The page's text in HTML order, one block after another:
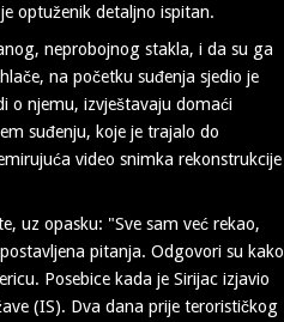
optuženik detaljno ispitan.
neprobojnog stakla, i da su ga
na početku suđenja sjedio je
o njemu, izvještavaju domaći
suđenju, koje je trajalo do
video snimka rekonstrukcije
uz opasku: "Sve sam već rekao,
pitanja. Odgovori su kako
Posebice kada je Sirijac izjavio
(IS). Dva dana prije terorističkog